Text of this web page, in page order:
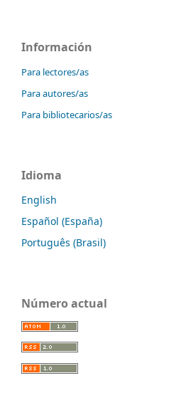
Información
Para lectores/as
Para autores/as
Para bibliotecarios/as
Idioma
English
Español (España)
Português (Brasil)
Número actual